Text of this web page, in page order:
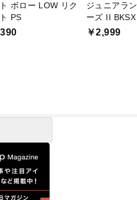
ボロー LOW リク
PS
ジュニアラ
ーズ II BKSX
￥2,999